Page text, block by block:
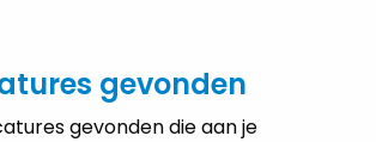
gevonden
gevonden die aan je